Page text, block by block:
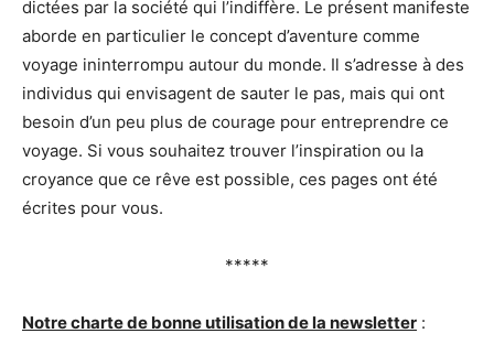
dictées par la société qui l’indiffère. Le présent manifeste
aborde en particulier le concept d’aventure comme
voyage ininterrompu autour du monde. Il s’adresse à des
individus qui envisagent de sauter le pas, mais qui ont
besoin d’un peu plus de courage pour entreprendre ce
voyage. Si vous souhaitez trouver l’inspiration ou la
croyance que ce rêve est possible, ces pages ont été
écrites pour vous.
*****
Notre charte de bonne utilisation de la newsletter :